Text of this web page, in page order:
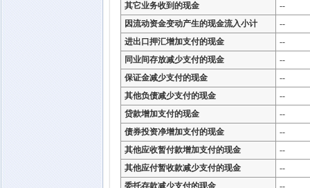
其它业务收到的现金
--
因流动资金变动产生的现金流入小计
--
进出口押汇增加支付的现金
--
同业间存放减少支付的现金
--
保证金减少支付的现金
--
其他负债减少支付的现金
--
贷款增加支付的现金
--
债券投资净增加支付的现金
--
其他应收暂付款增加支付的现金
--
其他应付暂收款减少支付的现金
--
委托存款减少支付的现金
--